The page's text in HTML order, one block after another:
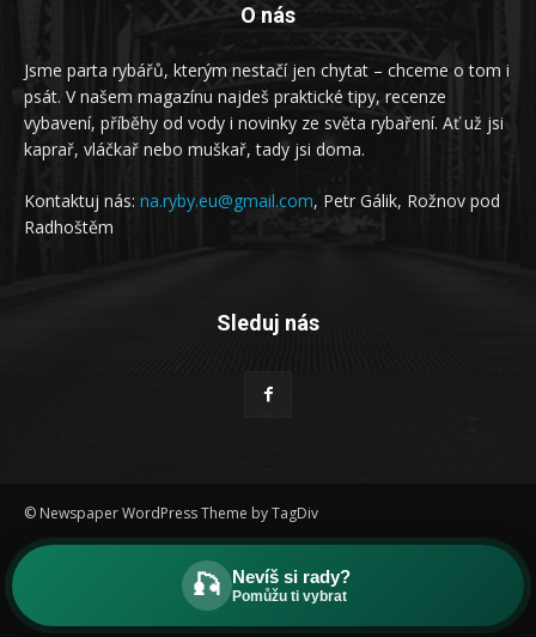
O nás
Jsme parta rybářů, kterým nestačí jen chytat – chceme o tom i
psát. V našem magazínu najdeš praktické tipy, recenze
vybavení, příběhy od vody i novinky ze světa rybaření. Ať už jsi
kaprař, vláčkař nebo muškař, tady jsi doma.
Kontaktuj nás: na.ryby.eu@gmail.com, Petr Gálik, Rožnov pod
Radhoštěm
Sleduj nás
© Newspaper WordPress Theme by TagDiv
Ochrana osobních údajů
mapa revírů s ubytování
🎣 Nevíš si rady?
Pomůžu ti vybrat